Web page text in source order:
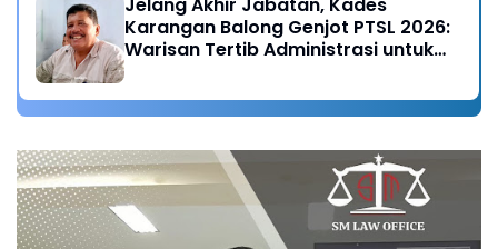
Karangan Balong Genjot PTSL 2026:
Warisan Tertib Administrasi untuk